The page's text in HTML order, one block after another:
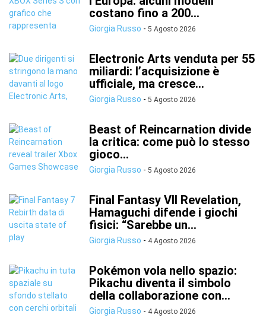
costano fino a 200...
Giorgia Russo - 5 Agosto 2026
Electronic Arts venduta per 55
miliardi: l’acquisizione è
ufficiale, ma cresce...
Giorgia Russo - 5 Agosto 2026
Beast of Reincarnation divide
la critica: come può lo stesso
gioco...
Giorgia Russo - 5 Agosto 2026
Final Fantasy VII Revelation,
Hamaguchi difende i giochi
fisici: “Sarebbe un...
Giorgia Russo - 4 Agosto 2026
Pokémon vola nello spazio:
Pikachu diventa il simbolo
della collaborazione con...
Giorgia Russo - 4 Agosto 2026